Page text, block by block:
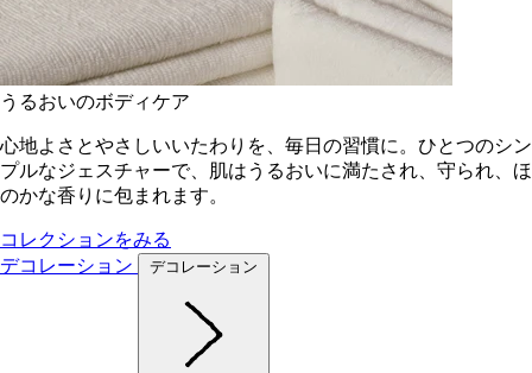
うるおいのボディケア
心地よさとやさしいいたわりを、毎日の習慣に。ひとつのシン
プルなジェスチャーで、肌はうるおいに満たされ、守られ、ほ
のかな香りに包まれます。
コレクションをみる
デコレーション
デコレーション